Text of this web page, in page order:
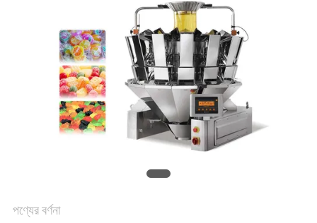
SITEMAP
পণ্যের বর্ণনা